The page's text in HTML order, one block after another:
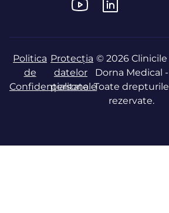
Politica
de
Confidențialitate
Protecția
datelor
personale
© 2026 Clinicile
Dorna Medical -
Toate drepturile
rezervate.